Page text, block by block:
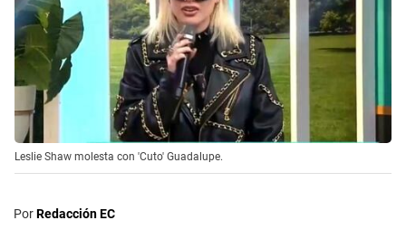
Leslie Shaw molesta con 'Cuto' Guadalupe.
PorRedacción EC